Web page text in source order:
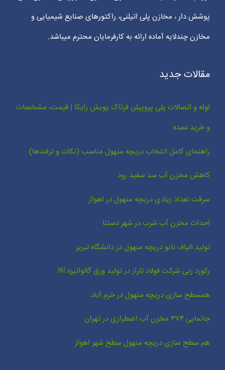
پوشش دار ، مخازن پلی اتیلنی، راکتورهای صنایع شیمیایی و
مخازن چندلایه آماده ارائه به کارفرمایان محترم میباشد.
مقالات جدید
لوله و اتصالات پلی پروپیلن فرتاک پویش رایکا | قیمت، مشخصات
و خرید عمده
راهنمای کامل انتخاب دریچه منهول مناسب (نکات و ترفندها)
کاهش مخزن آب سد سفید رود
سرقت تعداد زیادی دریچه منهول در اهواز
احداث مخزن آب شرب در شهر دستنا
تولید الیاف نانو دریچه منهول در دانشگاه تبریز
رکورد زنی شرکت فولاد تاراز در تولید ورق گالوانیزه ￼
همسطح سازی دریچه منهول در خرم آباد
جانمایی ۳۷۴ مخزن آب اضطراری در تهران
هم سطح سازی دریچه منهول سطح شهر اهواز